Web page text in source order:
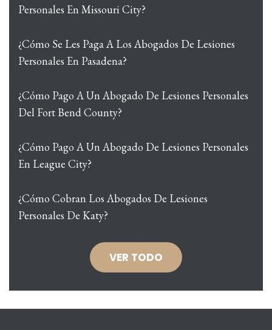
Personales En Missouri City?
¿Cómo Se Les Paga A Los Abogados De Lesiones
Personales En Pasadena?
¿Cómo Pago A Un Abogado De Lesiones Personales
Del Fort Bend County?
¿Cómo Pago A Un Abogado De Lesiones Personales
En League City?
¿Cómo Cobran Los Abogados De Lesiones
Personales De Katy?
VER TODO